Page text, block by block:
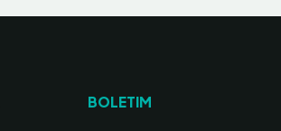
BOLETIM